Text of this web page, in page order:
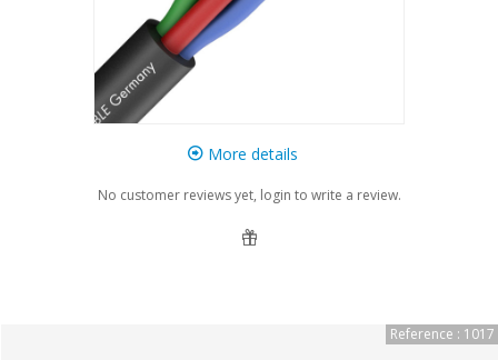
More details
No customer reviews yet, login to write a review.
Reference : 1017